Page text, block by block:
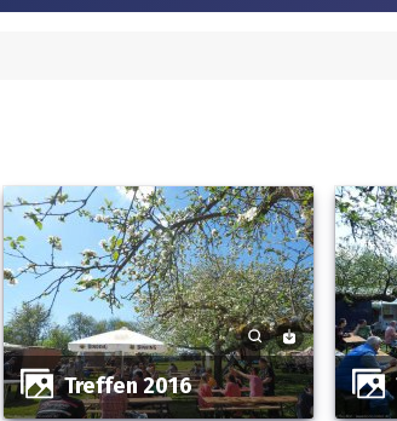
Treffen 2016